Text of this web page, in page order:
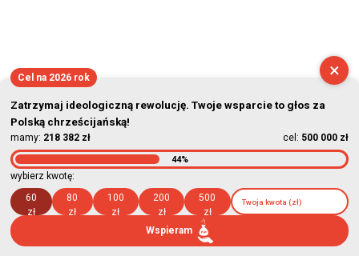
×
Cel na 2026 rok
Zatrzymaj ideologiczną rewolucję. Twoje wsparcie to głos za
Polską chrześcijańską!
mamy: 218 382 zł cel: 500 000 zł
44%
wybierz kwotę:
60
zł
80
zł
100
zł
200
zł
500
zł
Wspieram